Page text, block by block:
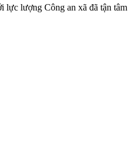
lực lượng Công an xã đã tận tâm